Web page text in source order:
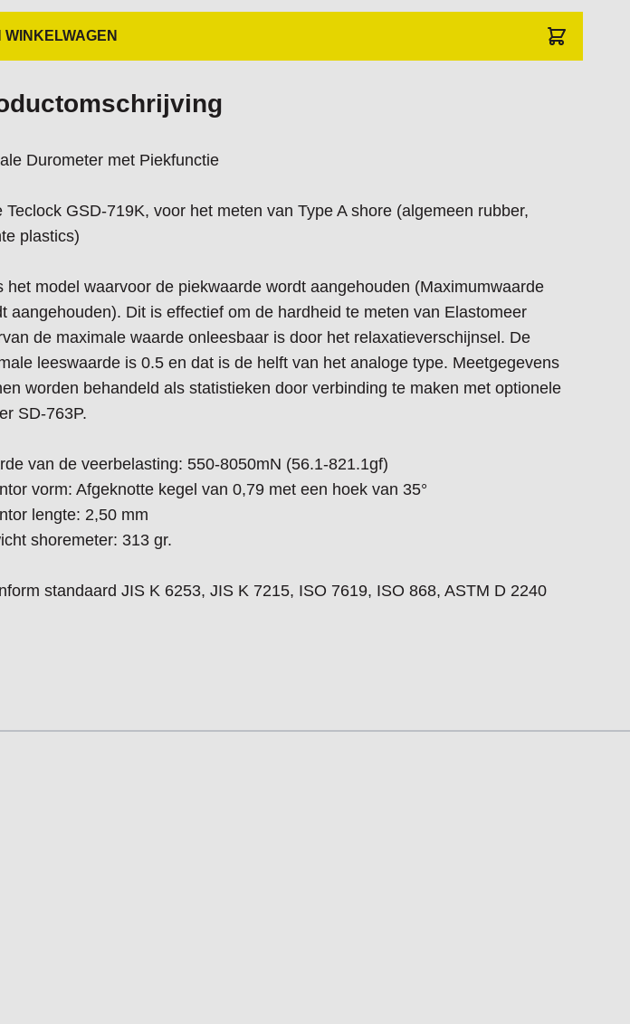
WINKELWAGEN
Durometer met Piekfunctie
Teclock GSD-719K, voor het meten van Type A shore (algemeen rubber,
plastics)
het model waarvoor de piekwaarde wordt aangehouden (Maximumwaarde
aangehouden). Dit is effectief om de hardheid te meten van Elastomeer
de maximale waarde onleesbaar is door het relaxatieverschijnsel. De
leeswaarde is 0.5 en dat is de helft van het analoge type. Meetgegevens
worden behandeld als statistieken door verbinding te maken met optionele
SD-763P.
van de veerbelasting: 550-8050mN (56.1-821.1gf)
vorm: Afgeknotte kegel van 0,79 met een hoek van 35°
lengte: 2,50 mm
shoremeter: 313 gr.
standaard JIS K 6253, JIS K 7215, ISO 7619, ISO 868, ASTM D 2240
carousel or go straight to carousel navigation using the skip links.